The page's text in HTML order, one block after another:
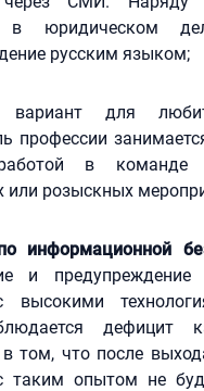
в юридическом
русским языком;
для
профессии
в
или розыскных
информационной
и предупреждение
высокими
дефицит
в том, что после
таким опытом не